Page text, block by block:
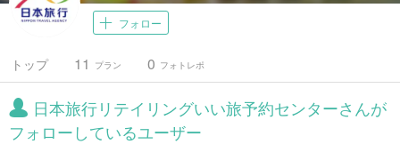
フォロー
トップ プラン
11 フォトレポ
0
日本旅行リテイリングいい旅予約センターさんが
フォローしているユーザー